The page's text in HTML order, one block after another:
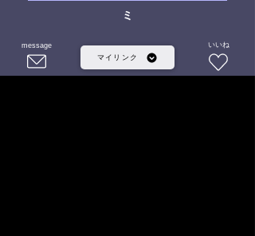
ミ
message
マイリンク
いいね